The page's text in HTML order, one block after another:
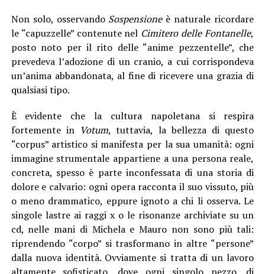
Non solo, osservando Sospensioneè naturale ricordare
le “capuzzelle” contenute nel Cimitero delle Fontanelle,
posto noto per il rito delle “anime pezzentelle”, che
prevedeva l’adozione di un cranio, a cui corrispondeva
un’anima abbandonata, al fine di ricevere una grazia di
qualsiasi tipo.
È evidente che la cultura napoletana si respira
fortemente in Votum, tuttavia, la bellezza di questo
“corpus” artistico si manifesta per la sua umanità: ogni
immagine strumentale appartiene a una persona reale,
concreta, spesso è parte inconfessata di una storia di
dolore e calvario: ogni opera racconta il suo vissuto, più
o meno drammatico, eppure ignoto a chi li osserva. Le
singole lastre ai raggi x o le risonanze archiviate su un
cd, nelle mani di Michela e Mauro non sono più tali:
riprendendo “corpo” si trasformano in altre “persone”
dalla nuova identità. Ovviamente si tratta di un lavoro